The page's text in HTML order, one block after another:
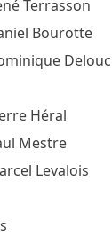
Terrasson
Bourotte
Héral
Mestre
Levalois